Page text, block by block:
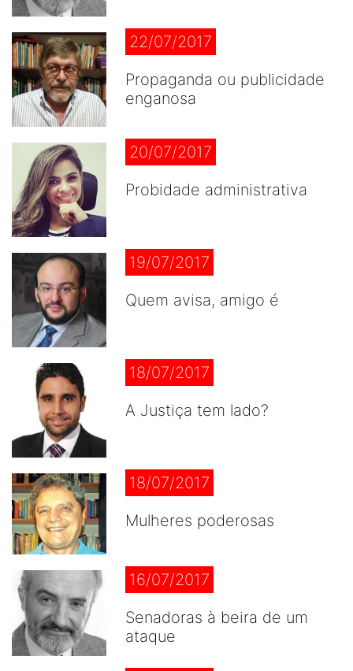
22/07/2017
Propaganda ou publicidade
enganosa
20/07/2017
Probidade administrativa
19/07/2017
Quem avisa, amigo é
18/07/2017
A Justiça tem lado?
18/07/2017
Mulheres poderosas
16/07/2017
Senadoras à beira de um
ataque